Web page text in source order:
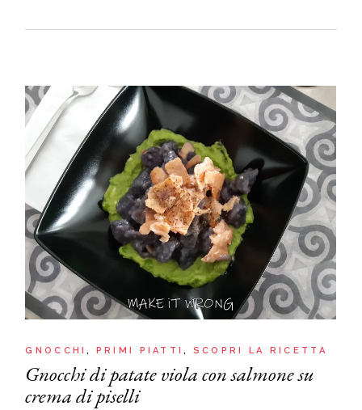
GNOCCHI PRIMI PIATTI SCOPRI LA RICETTA
Gnocchi di patate viola con salmone su
crema di piselli